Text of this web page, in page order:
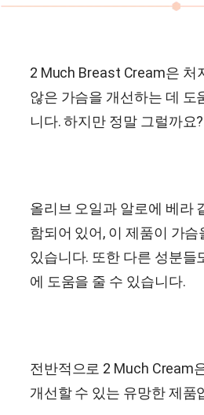
2 Much Breast Cream은 처
않은 가슴을 개선하는 데 도
니다. 하지만 정말 그럴까요?
올리브 오일과 알로에 베라
함되어 있어, 이 제품이 가
있습니다. 또한 다른 성분들
에 도움을 줄 수 있습니다.
전반적으로 2 Much Cream
개선할 수 있는 유망한 제품